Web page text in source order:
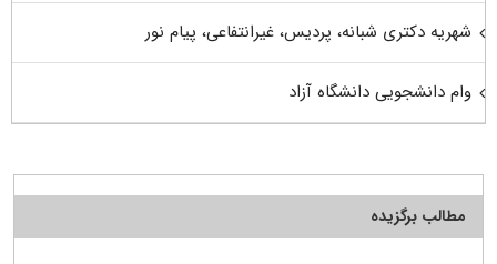
شهریه دکتری شبانه، پردیس، غیرانتفاعی، پیام نور
وام دانشجویی دانشگاه آزاد
مطالب برگزیده